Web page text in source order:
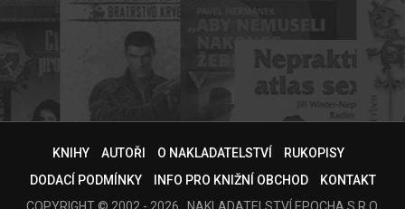
KNIHY AUTOŘI O NAKLADATELSTVÍ
RUKOPISY
DODACÍ PODMÍNKY
INFO PRO KNIŽNÍ OBCHOD
KONTAKT